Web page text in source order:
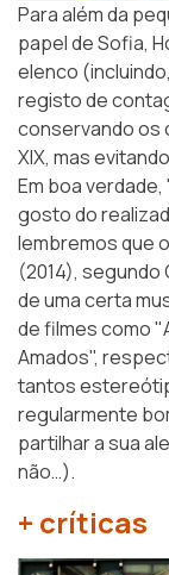
Para além da
papel de Sofia,
elenco
registo de
conservando os
XIX, mas
Em boa
gosto do
lembremos que
(2014),
de uma certa
de filmes como
Amados",
tantos
regularmente
partilhar a sua
não…).
+ críticas